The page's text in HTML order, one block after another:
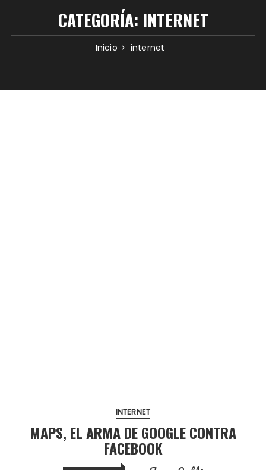
CATEGORÍA: INTERNET
Inicio internet
INTERNET
MAPS, EL ARMA DE GOOGLE CONTRA
FACEBOOK